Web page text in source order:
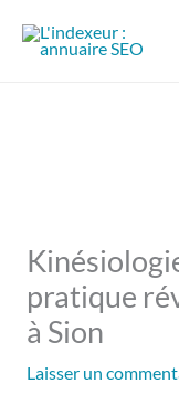
pratique
à Sion
Laisser un